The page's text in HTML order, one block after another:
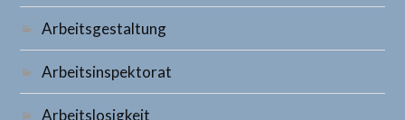
Arbeitsgestaltung
Arbeitsinspektorat
Arbeitslosigkeit